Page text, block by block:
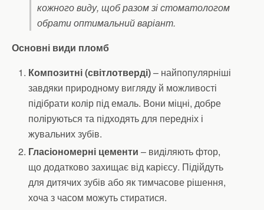
кожного виду, щоб разом зі стоматологом
обрати оптимальний варіант.
Основні види пломб
Композитні (світлотверді)– найпопулярніші
завдяки природному вигляду й можливості
підібрати колір під емаль. Вони міцні, добре
поліруються та підходять для передніх і
жувальних зубів.
Гласіономерні цементи – виділяють фтор,
що додатково захищає від карієсу. Підійдуть
для дитячих зубів або як тимчасове рішення,
хоча з часом можуть стиратися.